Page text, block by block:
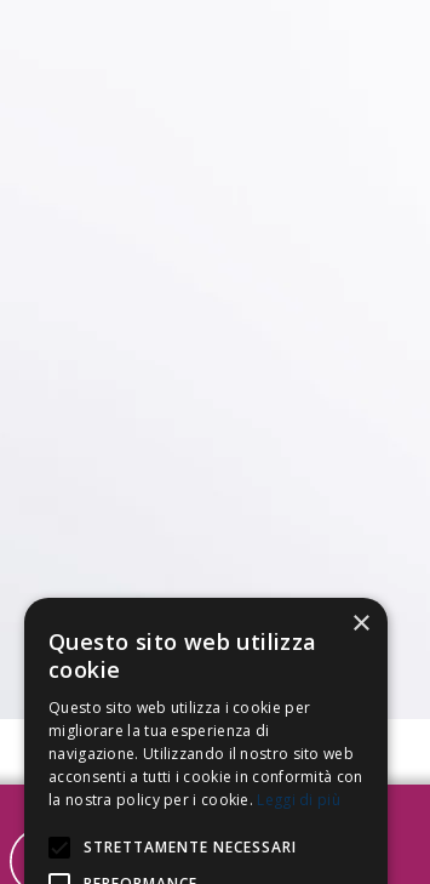
×
Questo sito web utilizza
cookie
Questo sito web utilizza i cookie per
migliorare la tua esperienza di
navigazione. Utilizzando il nostro sito web
acconsenti a tutti i cookie in conformità con
la nostra policy per i cookie. Leggi di più
STRETTAMENTE NECESSARI